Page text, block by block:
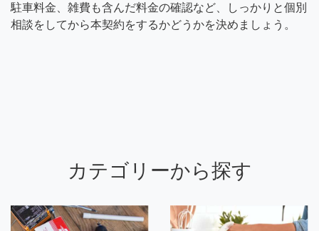
駐車料金、雑費も含んだ料金の確認など、しっかりと個別
相談をしてから本契約をするかどうかを決めましょう。
カテゴリーから探す